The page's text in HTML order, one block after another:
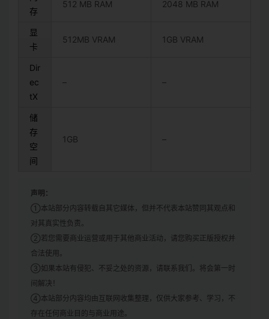
存
512 MB RAM 2048 MB RAM
显
卡
512MB VRAM 1GB VRAM
Dir
ec
tX
– –
储
存
空
间
1GB –
声明：
①本站部分内容转载自其它媒体，但并不代表本站赞同其观点和
对其真实性负责。
②若您需要商业运营或用于其他商业活动，请您购买正版授权并
合法使用。
③如果本站有侵犯、不妥之处的资源，请联系我们。将会第一时
间解决！
④本站部分内容均由互联网收集整理，仅供大家参考、学习，不
存在任何商业目的与商业用途。